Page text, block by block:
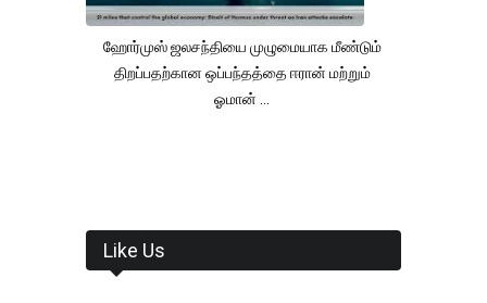
ஹோர்முஸ் ஜலசந்தியை முழுமையாக மீண்டும்
திறப்பதற்கான ஒப்பந்தத்தை ஈரான் மற்றும்
ஓமான் ...
Like Us